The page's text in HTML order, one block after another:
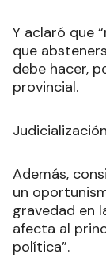
Y aclaró que
que
debe hacer,
provincial.
Además,
un
gravedad en
afecta al
política”.